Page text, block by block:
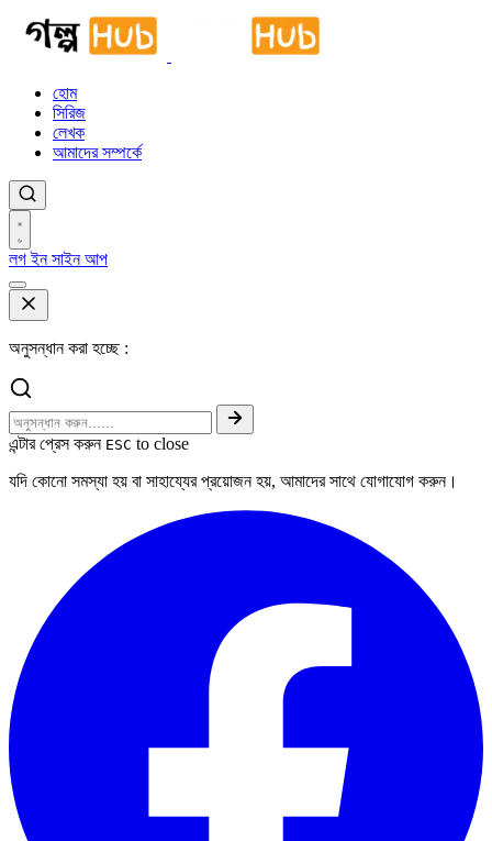
হোম
সিরিজ
লেখক
আমাদের সম্পর্কে
লগ ইনসাইন আপ
অনুসন্ধান করা হচ্ছে :
এন্টার প্রেস করুন ESC to close
যদি কোনো সমস্যা হয় বা সাহায্যের প্রয়োজন হয়, আমাদের সাথে যোগাযোগ করুন।